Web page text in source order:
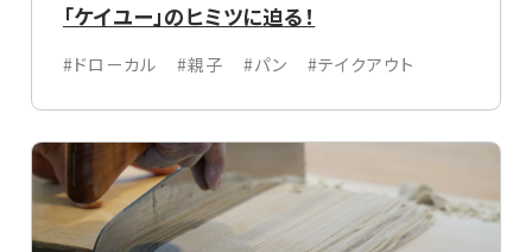
「ケイユー」のヒミツに迫る！
#ドローカル #親子 #パン #テイクアウト